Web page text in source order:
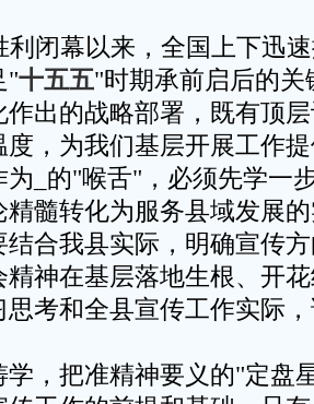
利闭幕以来，全国上下迅
"十五五"时期承前启后的
作出的战略部署，既有顶
度，为我们基层开展工作
为_的"喉舌"，必须先学一
精髓转化为服务县域发展
结合我县实际，明确宣传
精神在基层落地生根、开
思考和全县宣传工作实际
学，把准精神要义的"定盘